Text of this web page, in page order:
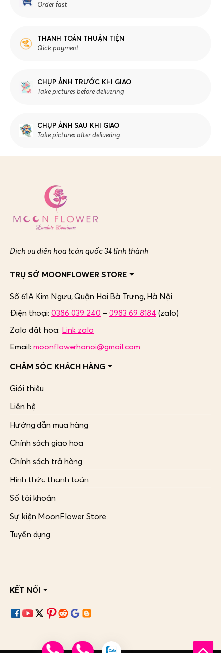
Order fast
THANH TOÁN THUẬN TIỆN
Qick payment
CHỤP ẢNH TRƯỚC KHI GIAO
Take pictures before delivering
CHỤP ẢNH SAU KHI GIAO
Take pictures after delivering
Dịch vụ điện hoa toàn quốc 34 tỉnh thành
TRỤ SỞ MOONFLOWER STORE
Số 61A Kim Ngưu, Quận Hai Bà Trưng, Hà Nội
Điện thoại: 0386 039 240 – 0983 69 8184 (zalo)
Zalo đặt hoa: Link zalo
Email: moonflowerhanoi@gmail.com
CHĂM SÓC KHÁCH HÀNG
Giới thiệu
Liên hệ
Hướng dẫn mua hàng
Chính sách giao hoa
Chính sách trả hàng
Hình thức thanh toán
Số tài khoản
Sự kiện MoonFlower Store
Tuyển dụng
KẾT NỐI